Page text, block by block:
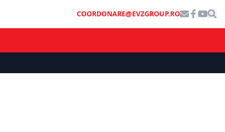
COORDONARE@EVZGROUP.RO